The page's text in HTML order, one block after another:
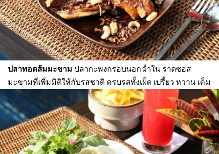
ปลาทอดส้มมะขาม ปลากะพงกรอบนอกฉ่ำใน ราดซอส
มะขามที่เพิ่มมิติให้กับรสชาติ ครบรสทั้งเผ็ด เปรี้ยว หวาน เค็ม